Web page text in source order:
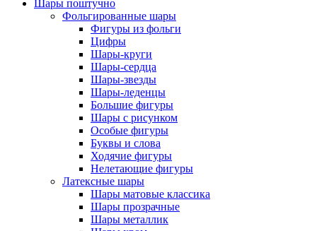
Шары поштучно
Фольгированные шары
Фигуры из фольги
Цифры
Шары-круги
Шары-сердца
Шары-звезды
Шары-леденцы
Большие фигуры
Шары с рисунком
Особые фигуры
Буквы и слова
Ходячие фигуры
Нелетающие фигуры
Латексные шары
Шары матовые классика
Шары прозрачные
Шары металлик